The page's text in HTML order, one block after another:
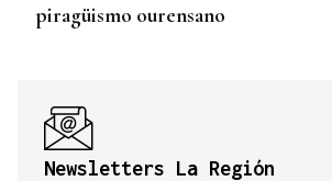
piragüismo ourensano
Newsletters La Región